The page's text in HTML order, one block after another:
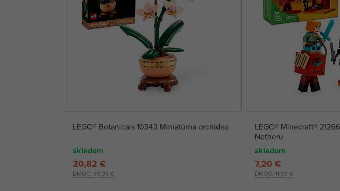
LEGO® Botanicals 10343 Miniatúrna orchidea
skladom
DMOC: 33,99 €
20,82 €
LEGO® Minecraft®
Netheru
skladom
DMOC: 11,99 €
7,20 €